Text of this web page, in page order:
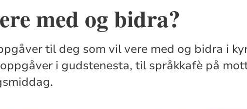
med og bidra?
til deg som vil vere med og bidra i
i gudstenesta, til språkkafè på